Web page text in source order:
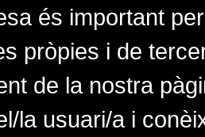
és important
pròpies i de
de la nostra
la usuari/a i